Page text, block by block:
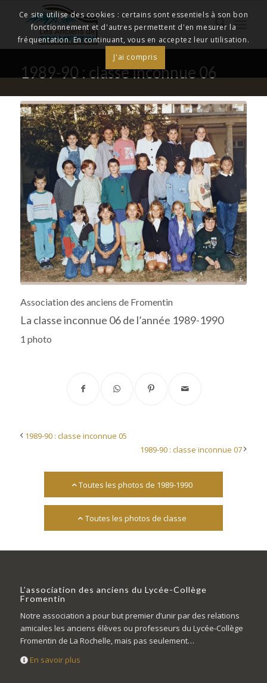
1989-90 : classe inconnue 06
Archives départementales 17
Association des anciens de Fromentin
La classe inconnue 06 de l’année 1989-1990
1 photo
1989-90 : classe inconnue 05
1989-90 : classe inconnue 07
Toutes les photos de 1989-1990
Toutes les photos de classe
L’association des anciens du Lycée-Collège
Fromentin
Notre association a pour but premier d’unir par des relations
amicales les anciens élèves ou professeurs du Lycée-Collège
Fromentin de La Rochelle, mais pas seulement…
En savoir plus
Ce site utilise des cookies : certains sont essentiels à son bon
fonctionnement et d'autres permettent d'en mesurer la
fréquentation. En continuant, vous en acceptez leur utilisation.
J'ai compris